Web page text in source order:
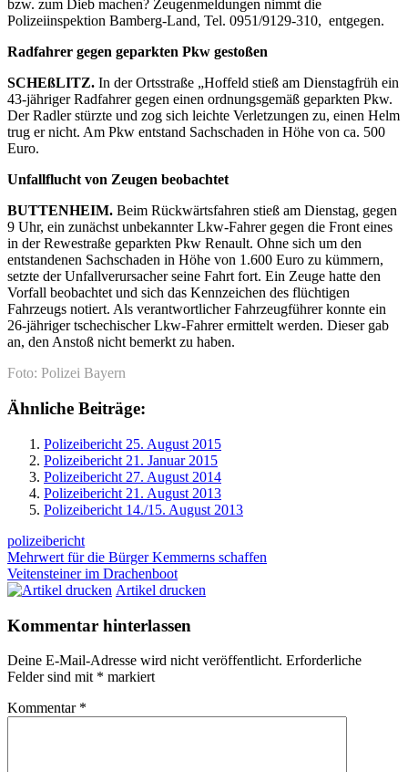
bzw. zum Dieb machen? Zeugenmeldungen nimmt die
Polizeiinspektion Bamberg-Land, Tel. 0951/9129-310, entgegen.
Radfahrer gegen geparkten Pkw gestoßen
SCHEßLITZ. In der Ortsstraße „Hoffeld stieß am Dienstagfrüh ein
43-jähriger Radfahrer gegen einen ordnungsgemäß geparkten Pkw.
Der Radler stürzte und zog sich leichte Verletzungen zu, einen Helm
trug er nicht. Am Pkw entstand Sachschaden in Höhe von ca. 500
Euro.
Unfallflucht von Zeugen beobachtet
BUTTENHEIM. Beim Rückwärtsfahren stieß am Dienstag, gegen
9 Uhr, ein zunächst unbekannter Lkw-Fahrer gegen die Front eines
in der Rewestraße geparkten Pkw Renault. Ohne sich um den
entstandenen Sachschaden in Höhe von 1.600 Euro zu kümmern,
setzte der Unfallverursacher seine Fahrt fort. Ein Zeuge hatte den
Vorfall beobachtet und sich das Kennzeichen des flüchtigen
Fahrzeugs notiert. Als verantwortlicher Fahrzeugführer konnte ein
26-jähriger tschechischer Lkw-Fahrer ermittelt werden. Dieser gab
an, den Anstoß nicht bemerkt zu haben.
Foto: Polizei Bayern
Ähnliche Beiträge:
Polizeibericht 25. August 2015
Polizeibericht 21. Januar 2015
Polizeibericht 27. August 2014
Polizeibericht 21. August 2013
Polizeibericht 14./15. August 2013
polizeibericht
Beitragsnavigation
Vorheriger
Beitrag:
Mehrwert für die Bürger Kemmerns schaffen
Nächster
Beitrag:
Veitensteiner im Drachenboot
Artikel drucken
Kommentar hinterlassen
Deine E-Mail-Adresse wird nicht veröffentlicht. Erforderliche
Felder sind mit * markiert
Kommentar *